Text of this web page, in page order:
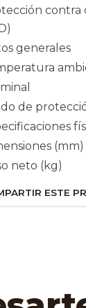
contra
generales
de
(mm)
neto (kg)
ESTE